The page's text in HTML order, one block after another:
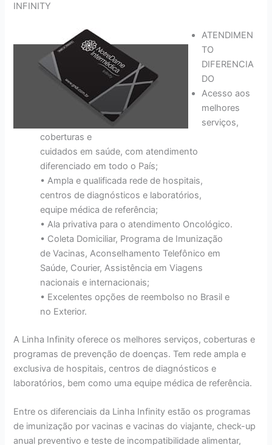
INFINITY
ATENDIMEN
TO
DIFERENCIA
DO
Acesso aos
melhores
serviços,
coberturas e
cuidados em saúde, com atendimento
diferenciado em todo o País;
• Ampla e qualificada rede de hospitais,
centros de diagnósticos e laboratórios,
equipe médica de referência;
• Ala privativa para o atendimento Oncológico.
• Coleta Domiciliar, Programa de Imunização
de Vacinas, Aconselhamento Telefônico em
Saúde, Courier, Assistência em Viagens
nacionais e internacionais;
• Excelentes opções de reembolso no Brasil e
no Exterior.
A Linha Infinity oferece os melhores serviços, coberturas e
programas de prevenção de doenças. Tem rede ampla e
exclusiva de hospitais, centros de diagnósticos e
laboratórios, bem como uma equipe médica de referência.
Entre os diferenciais da Linha Infinity estão os programas
de imunização por vacinas e vacinas do viajante, check-up
anual preventivo e teste de incompatibilidade alimentar,